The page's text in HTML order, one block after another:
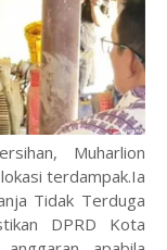
Muharlion
terdampak.Ia
Tidak Terduga
DPRD Kota